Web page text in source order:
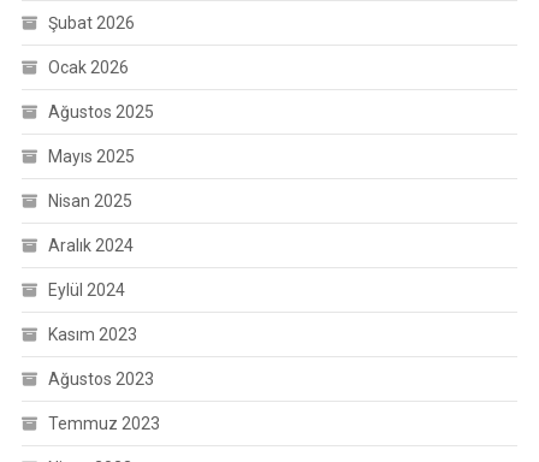
Şubat 2026
Ocak 2026
Ağustos 2025
Mayıs 2025
Nisan 2025
Aralık 2024
Eylül 2024
Kasım 2023
Ağustos 2023
Temmuz 2023